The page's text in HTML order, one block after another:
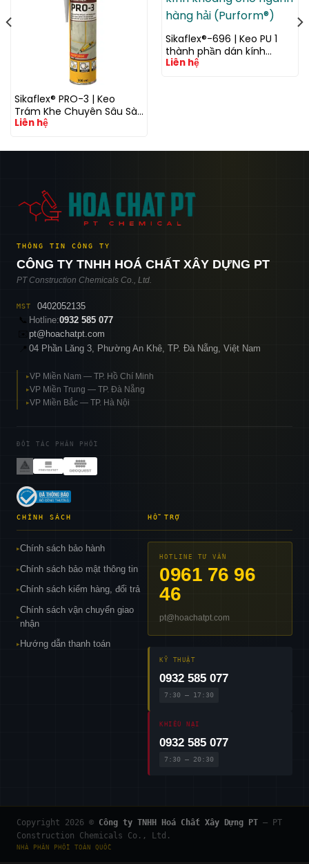
Sikaflex® PRO-3 | Keo
Trám Khe Chuyên Sâu Sàn
& Hạ Tầng
Liên hệ
Sikaflex®-696 | Keo PU 1
thành phần dán kính
khoáng cho ngành hàng
Liên hệ
THÔNG TIN CÔNG TY
CÔNG TY TNHH HOÁ CHẤT XÂY DỰNG PT
PT Construction Chemicals Co., Ltd.
MST
0402052135
📞 Hotline:0932 585 077
pt@hoachatpt.com
04 Phần Lăng 3, Phường An Khê, TP. Đà Nẵng, Việt Nam
▸VP Miền Nam — TP. Hồ Chí Minh
▸VP Miền Trung — TP. Đà Nẵng
▸VP Miền Bắc — TP. Hà Nội
ĐỐI TÁC PHÂN PHỐI
CHÍNH SÁCH
▸Chính sách bảo hành
▸Chính sách bảo mật thông tin
▸Chính sách kiểm hàng, đổi trả
▸
Chính sách vận chuyển giao
nhận
▸ Hướng dẫn thanh toán
HỖ TRỢ
HOTLINE TƯ VẤN
0961 76 96
46
pt@hoachatpt.com
KỸ THUẬT
0932 585 077
7:30 – 17:30
KHIẾU NẠI
0932 585 077
7:30 – 20:30
Copyright 2026 © Công ty TNHH Hoá Chất Xây Dựng PT — PT
Construction Chemicals Co., Ltd.
NHÀ PHÂN PHỐI TOÀN QUỐC